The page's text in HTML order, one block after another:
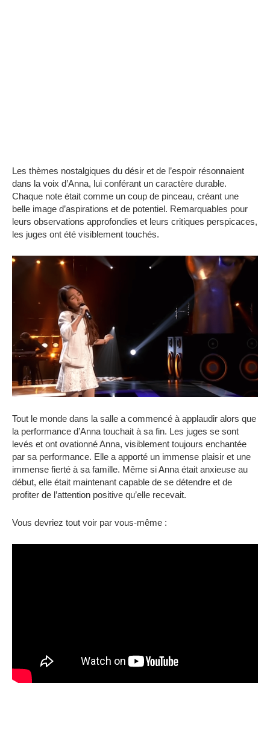
Les thèmes nostalgiques du désir et de l’espoir résonnaient
dans la voix d’Anna, lui conférant un caractère durable.
Chaque note était comme un coup de pinceau, créant une
belle image d’aspirations et de potentiel. Remarquables pour
leurs observations approfondies et leurs critiques perspicaces,
les juges ont été visiblement touchés.
Tout le monde dans la salle a commencé à applaudir alors que
la performance d’Anna touchait à sa fin. Les juges se sont
levés et ont ovationné Anna, visiblement toujours enchantée
par sa performance. Elle a apporté un immense plaisir et une
immense fierté à sa famille. Même si Anna était anxieuse au
début, elle était maintenant capable de se détendre et de
profiter de l’attention positive qu’elle recevait.
Vous devriez tout voir par vous-même :